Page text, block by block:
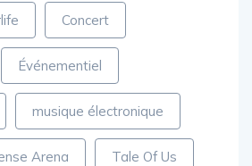
Concert
Événementiel
musique électronique